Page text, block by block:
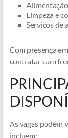
Limpeza e
Serviços de
Com presença
contratar com
As vagas podem
incluem: